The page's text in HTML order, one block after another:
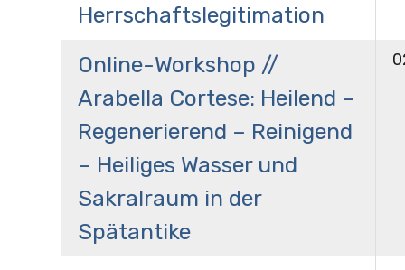
Herrschaftslegitimation
Online-Workshop //
Arabella Cortese: Heilend –
Regenerierend – Reinigend
– Heiliges Wasser und
Sakralraum in der
Spätantike